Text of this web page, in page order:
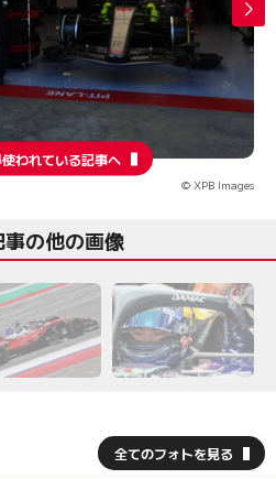
われている記事へ
© XPB Images
事の他の画像
全てのフォトを見る